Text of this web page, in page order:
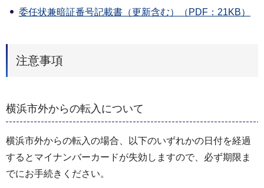
委任状兼暗証番号記載書（更新含む）（PDF：21KB）
注意事項
横浜市外からの転入について
横浜市外からの転入の場合、以下のいずれかの日付を経過
するとマイナンバーカードが失効しますので、必ず期限ま
でにお手続きください。